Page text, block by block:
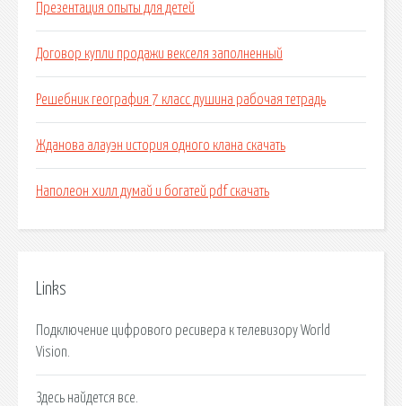
Презентация опыты для детей
Договор купли продажи векселя заполненный
Решебник география 7 класс душина рабочая тетрадь
Жданова алауэн история одного клана скачать
Наполеон хилл думай и богатей pdf скачать
Links
Подключение цифрового ресивера к телевизору World
Vision.
Здесь найдется все.